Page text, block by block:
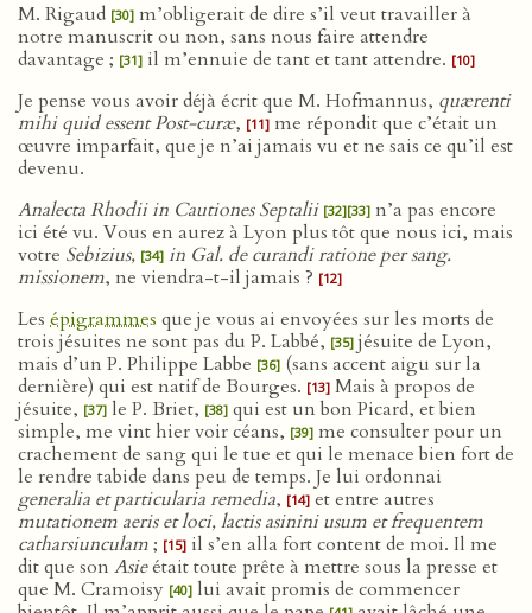
M. Rigaud [30] m’obligerait de dire s’il veut travailler à
notre manuscrit ou non, sans nous faire attendre
davantage ; [31] il m’ennuie de tant et tant attendre. [10]
Je pense vous avoir déjà écrit que M. Hofmannus, quærenti
mihi quid essent Post-curæ, [11] me répondit que c’était un
œuvre imparfait, que je n’ai jamais vu et ne sais ce qu’il est
devenu.
Analecta Rhodii in Cautiones Septalii [32][33] n’a pas encore
ici été vu. Vous en aurez à Lyon plus tôt que nous ici, mais
votre Sebizius, [34] in Gal. de curandi ratione per sang.
missionem, ne viendra-t-il jamais ? [12]
Les épigrammes que je vous ai envoyées sur les morts de
trois jésuites ne sont pas du P. Labbé, [35] jésuite de Lyon,
mais d’un P. Philippe Labbe [36] (sans accent aigu sur la
dernière) qui est natif de Bourges. [13] Mais à propos de
jésuite, [37] le P. Briet, [38] qui est un bon Picard, et bien
simple, me vint hier voir céans, [39] me consulter pour un
crachement de sang qui le tue et qui le menace bien fort de
le rendre tabide dans peu de temps. Je lui ordonnai
generalia et particularia remedia, [14] et entre autres
mutationem aeris et loci, lactis asinini usum et frequentem
catharsiunculam; [15] il s’en alla fort content de moi. Il me
dit que son Asieétait toute prête à mettre sous la presse et
que M. Cramoisy [40] lui avait promis de commencer